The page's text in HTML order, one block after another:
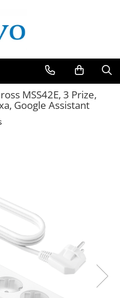
MSS42E, 3 Prize,
Google Assistant